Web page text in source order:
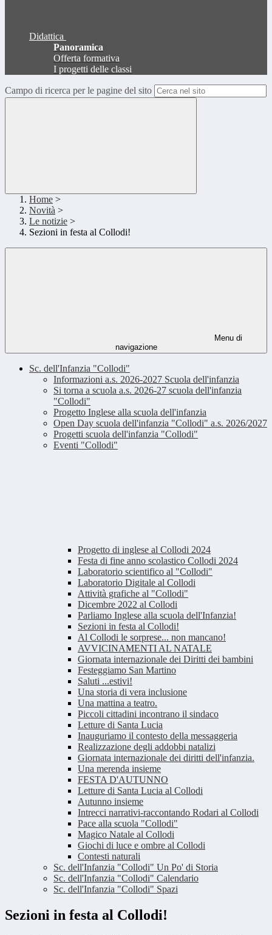
Didattica
Panoramica
Offerta formativa
I progetti delle classi
Campo di ricerca per le pagine del sito
Home >
Novità >
Le notizie >
Sezioni in festa al Collodi!
Menu di
navigazione
Sc. dell'Infanzia "Collodi"
Informazioni a.s. 2026-2027 Scuola dell'infanzia
Si torna a scuola a.s. 2026-27 scuola dell'infanzia
"Collodi"
Progetto Inglese alla scuola dell'infanzia
Open Day scuola dell'infanzia "Collodi" a.s. 2026/2027
Progetti scuola dell'infanzia "Collodi"
Eventi "Collodi"
Progetto di inglese al Collodi 2024
Festa di fine anno scolastico Collodi 2024
Laboratorio scientifico al "Collodi"
Laboratorio Digitale al Collodi
Attività grafiche al "Collodi"
Dicembre 2022 al Collodi
Parliamo Inglese alla scuola dell'Infanzia!
Sezioni in festa al Collodi!
Al Collodi le sorprese... non mancano!
AVVICINAMENTI AL NATALE
Giornata internazionale dei Diritti dei bambini
Festeggiamo San Martino
Saluti ...estivi!
Una storia di vera inclusione
Una mattina a teatro.
Piccoli cittadini incontrano il sindaco
Letture di Santa Lucia
Inauguriamo il contesto della messaggeria
Realizzazione degli addobbi natalizi
Giornata internazionale dei diritti dell'infanzia.
Una merenda insieme
FESTA D'AUTUNNO
Letture di Santa Lucia al Collodi
Autunno insieme
Intrecci narrativi-raccontando Rodari al Collodi
Pace alla scuola "Collodi"
Magico Natale al Collodi
Giochi di luce e ombre al Collodi
Contesti naturali
Sc. dell'Infanzia "Collodi" Un Po' di Storia
Sc. dell'Infanzia "Collodi" Calendario
Sc. dell'Infanzia "Collodi" Spazi
Sezioni in festa al Collodi!